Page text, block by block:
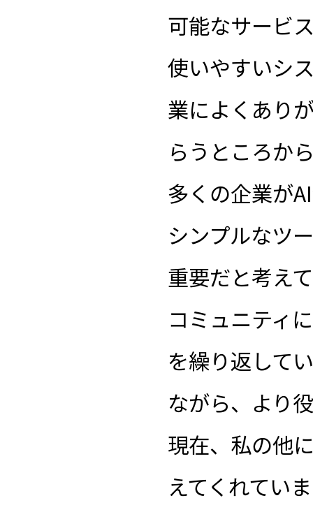
可能なサービ
使いやすいシ
業によくあり
らうところか
多くの企業が
シンプルなツ
重要だと考え
コミュニティ
を繰り返して
ながら、より
現在、私の他
えてくれてい